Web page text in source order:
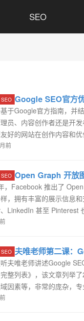
SEO
Google SEO官方
于Google官方指南，并
员、内容创作者还是开
好的网站在创作内容和
术SEO检查与优化技术
前
Open Graph 开放
，Facebook 推出了
，拥有丰富的展示信息
LinkedIn 甚至 Pinterest
及如何在网站中实施，从
夫唯老师第二课：
夫唯老师讲述Google
整列表》，该文章列举
因素等，非常的庞杂，
老师课上所讲的一样，